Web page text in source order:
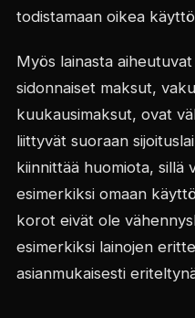
todistamaan oikea
Myös lainasta
sidonnaiset maksut,
kuukausimaksut, ovat
liittyvät suoraan
kiinnittää huomiota, sillä
esimerkiksi omaan
korot eivät ole
esimerkiksi lainojen
asianmukaisesti